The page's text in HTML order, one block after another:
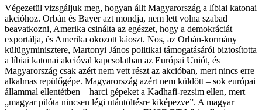
Végezetül vizsgáljuk meg, hogyan állt Magyarország a líbiai katonai
akcióhoz. Orbán és Bayer azt mondja, nem lett volna szabad
beavatkozni, Amerika csinálta az egészet, hogy a demokráciát
exportálja, és Amerika okozott káoszt. Nos, az Orbán-kormány
külügyminisztere, Martonyi János politikai támogatásáról biztosította
a líbiai katonai akcióval kapcsolatban az Európai Uniót, és
Magyarország csak azért nem vett részt az akcióban, mert nincs erre
alkalmas repülőgépe. Magyarország azért nem küldött – sok európai
állammal ellentétben – harci gépeket a Kadhafi-rezsim ellen, mert
„magyar pilóta nincsen légi utántöltésre kiképezve”. A magyar